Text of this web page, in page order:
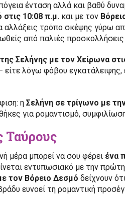
ένταση αλλά και βαθύ
10:08 π.μ. και με τον
αλλάξεις τρόπο σκέψης γύρω
από παλιές
Σελήνης με τον Χείρωνα
λόγω φόβου εγκατάλειψης,
η Σελήνη σε τρίγωνο με
για ρομαντισμό,
Ταύρους
μέρα μπορεί να σου φέρει ένα
εντυπωσιακό με την
τον Βόρειο Δεσμό δείχνουν
ευνοεί τη ρομαντική